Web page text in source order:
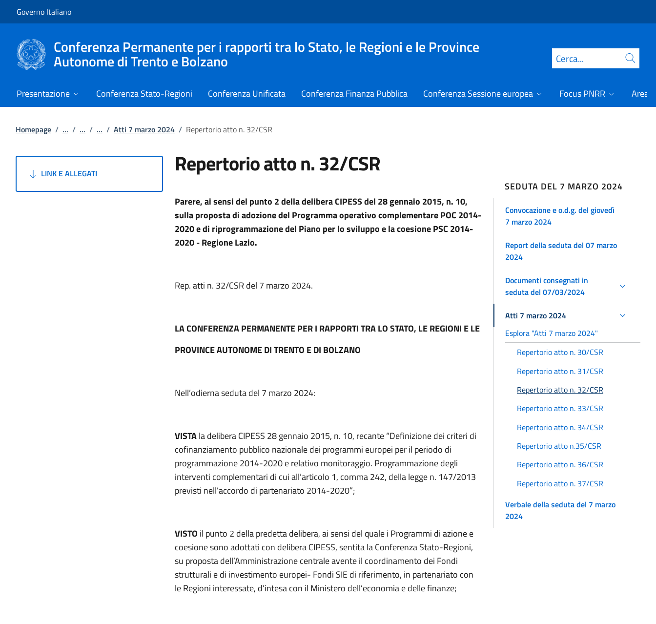
Governo Italiano
Conferenza Permanente per i rapporti tra lo Stato, le Regioni e le Province
Autonome di Trento e Bolzano Cerca
Presentazione Conferenza Stato-Regioni Conferenza Unificata Conferenza Finanza Pubblica Conferenza Sessione europea Focus PNRR Area
Homepage / ... / ... / ... / Atti 7 marzo 2024 / Repertorio atto n. 32/CSR
LINK E ALLEGATI Repertorio atto n. 32/CSR
Parere, ai sensi del punto 2 della delibera CIPESS del 28 gennaio 2015, n. 10,
sulla proposta di adozione del Programma operativo complementare POC 2014-
2020 e di riprogrammazione del Piano per lo sviluppo e la coesione PSC 2014-
2020 - Regione Lazio.
Rep. atti n. 32/CSR del 7 marzo 2024.
LA CONFERENZA PERMANENTE PER I RAPPORTI TRA LO STATO, LE REGIONI E LE
PROVINCE AUTONOME DI TRENTO E DI BOLZANO
Nell’odierna seduta del 7 marzo 2024:
VISTAla delibera CIPESS 28 gennaio 2015, n. 10, recante “Definizione dei criteri di
cofinanziamento pubblico nazionale dei programmi europei per il periodo di
programmazione 2014-2020 e relativo monitoraggio. Programmazione degli
interventi complementari di cui all’articolo 1, comma 242, della legge n. 147/2013
previsti nell’accordo di partenariato 2014-2020”;
VISTO il punto 2 della predetta delibera, ai sensi del quale i Programmi di azione e
coesione sono adottati con delibera CIPESS, sentita la Conferenza Stato-Regioni,
su proposta dell’Amministrazione centrale avente il coordinamento dei Fondi
strutturali e di investimento europei- Fondi SIE di riferimento, in partenariato con
le Regioni interessate, d’intesa con il Ministero dell’economia e delle finanze;
SEDUTA DEL 7 MARZO 2024
Convocazione e o.d.g. del giovedì
7 marzo 2024
Report della seduta del 07 marzo
2024
Documenti consegnati in
seduta del 07/03/2024
Atti 7 marzo 2024
Esplora "Atti 7 marzo 2024"
Repertorio atto n. 30/CSR
Repertorio atto n. 31/CSR
Repertorio atto n. 32/CSR
Repertorio atto n. 33/CSR
Repertorio atto n. 34/CSR
Repertorio atto n.35/CSR
Repertorio atto n. 36/CSR
Repertorio atto n. 37/CSR
Verbale della seduta del 7 marzo
2024